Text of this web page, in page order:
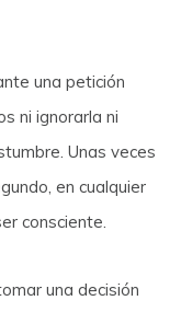
una petición
ni ignorarla ni
Unas veces
en cualquier
consciente.
una decisión